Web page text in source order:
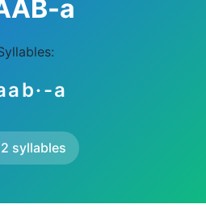
a
a
2 syllables